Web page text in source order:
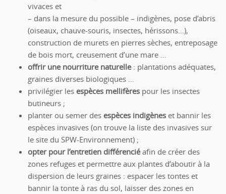
vivaces et
– dans la mesure du possible – indigènes, pose d’abris
(oiseaux, chauve-souris, insectes, hérissons…),
construction de murets en pierres sèches, entreposage
de bois mort, creusement d’une mare …
offrir une nourriture naturelle: plantations adéquates,
graines diverses biologiques …
privilégier les espèces mellifères pour les insectes
butineurs ;
planter ou semer des espèces indigènes et bannir les
espèces invasives (on trouve la liste des invasives sur
le site du SPW-Environnement) ;
opter pour l’entretien différenciéafin de créer des
zones refuges et permettre aux plantes d’aboutir à la
dispersion de leurs graines : espacer les tontes et
bannir la tonte à ras du sol, laisser des zones en